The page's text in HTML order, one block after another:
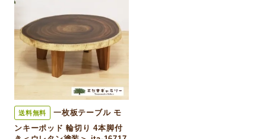
送料無料
一枚板テーブル モ
ンキーポッド 輪切り 4本脚付